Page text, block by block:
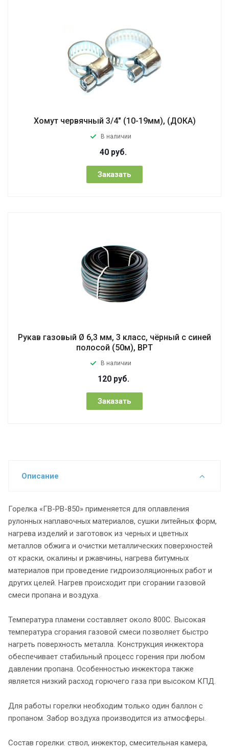
Хомут червячный 3/4" (10-19мм), (ДОКА)
В наличии
40 руб.
Заказать
Рукав газовый Ø 6,3 мм, 3 класс, чёрный с синей
полосой (50м), ВРТ
В наличии
120 руб.
Заказать
Описание
Горелка «ГВ-РВ-850» применяется для оплавления
рулонных наплавочных материалов, сушки литейных форм,
нагрева изделий и заготовок из черных и цветных
металлов обжига и очистки металлических поверхностей
от краски, окалины и ржавчины, нагрева битумных
материалов при проведение гидроизоляционных работ и
других целей. Нагрев происходит при сгорании газовой
смеси пропана и воздуха.
Температура пламени составляет около 800С. Высокая
температура сгорания газовой смеси позволяет быстро
нагреть поверхность металла. Конструкция инжектора
обеспечивает стабильный процесс горения при любом
давлении пропана. Особенностью инжектора также
является низкий расход горючего газа при высоком КПД.
Для работы горелки необходим только один баллон с
пропаном. Забор воздуха производится из атмосферы.
Состав горелки: ствол, инжектор, смесительная камера,